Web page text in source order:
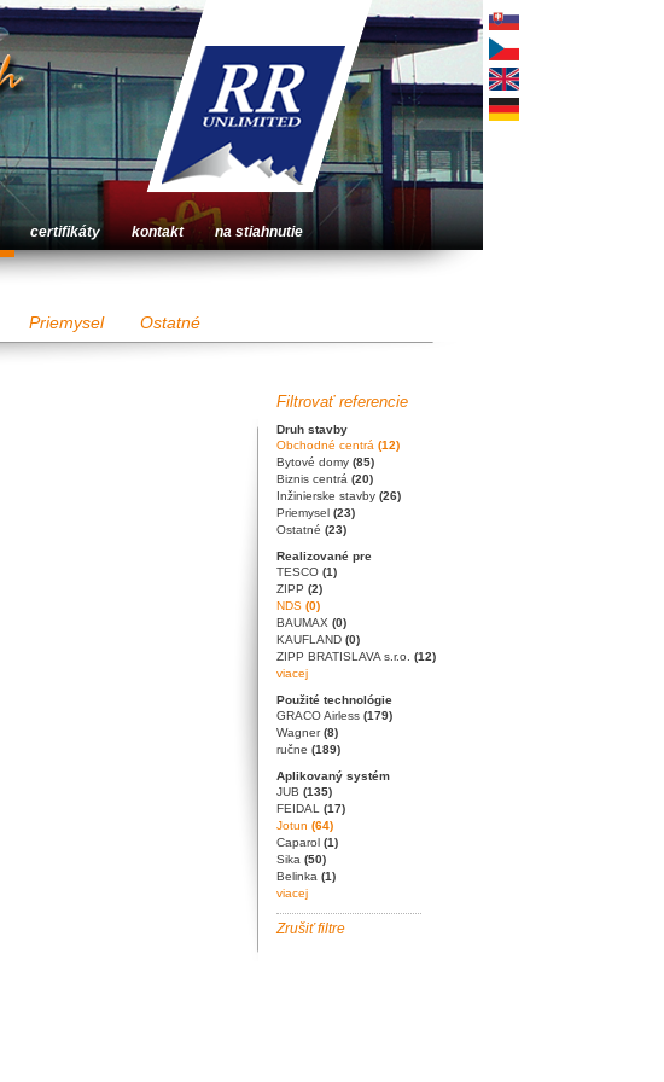
certifikáty kontakt na stiahnutie
Priemysel Ostatné
Filtrovať referencie
Druh stavby
Obchodné centrá (12)
Bytové domy (85)
Biznis centrá (20)
Inžinierske stavby (26)
Priemysel (23)
Ostatné (23)
Realizované pre
TESCO (1)
ZIPP (2)
NDS (0)
BAUMAX (0)
KAUFLAND (0)
ZIPP BRATISLAVA s.r.o. (12)
viacej
Použité technológie
GRACO Airless (179)
Wagner(8)
ručne (189)
Aplikovaný systém
JUB (135)
FEIDAL (17)
Jotun (64)
Caparol (1)
Sika (50)
Belinka (1)
viacej
Zrušiť filtre